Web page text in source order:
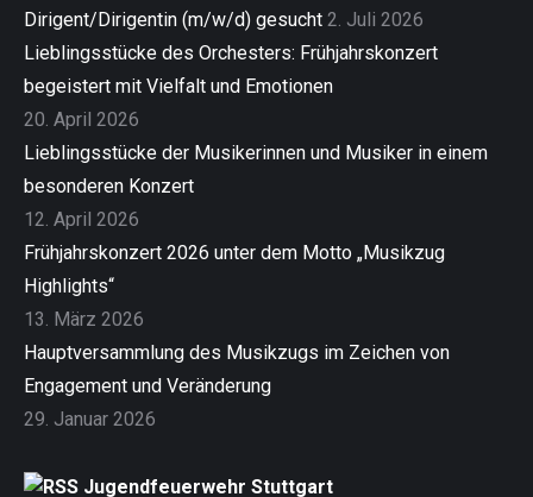
Dirigent/Dirigentin (m/w/d) gesucht 2. Juli 2026
Lieblingsstücke des Orchesters: Frühjahrskonzert
begeistert mit Vielfalt und Emotionen
20. April 2026
Lieblingsstücke der Musikerinnen und Musiker in einem
besonderen Konzert
12. April 2026
Frühjahrskonzert 2026 unter dem Motto „Musikzug
Highlights“
13. März 2026
Hauptversammlung des Musikzugs im Zeichen von
Engagement und Veränderung
29. Januar 2026
Jugendfeuerwehr Stuttgart